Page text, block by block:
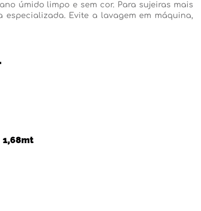
úmido limpo e sem cor. Para sujeiras mais
Evite a lavagem em máquina,